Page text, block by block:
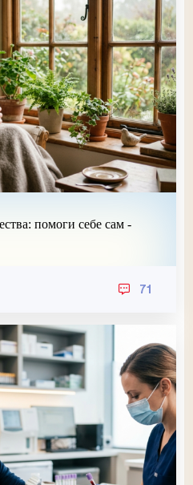
помоги себе сам -
71